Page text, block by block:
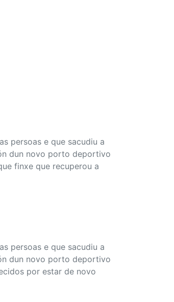
persoas e que sacudiu a
dun novo porto deportivo
finxe que recuperou a
persoas e que sacudiu a
dun novo porto deportivo
por estar de novo